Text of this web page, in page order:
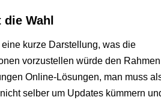
Wahl
kurze Darstellung, was die
vorzustellen würde den Rahmen
Online-Lösungen, man muss
selber um Updates kümmern